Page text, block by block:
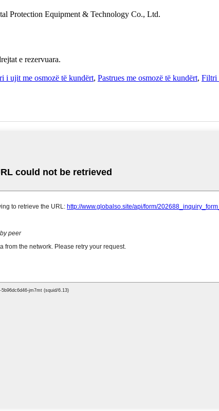
Protection Equipment & Technology Co., Ltd.
e rezervuara.
i ujit me osmozë të kundërt, Pastrues me osmozë të kundërt, Filtri